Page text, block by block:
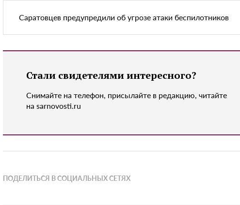
Саратовцев предупредили об угрозе атаки беспилотников
Стали свидетелями интересного?
Снимайте на телефон, присылайте в редакцию, читайте
на sarnovosti.ru
ПОДЕЛИТЬСЯ В СОЦИАЛЬНЫХ СЕТЯХ